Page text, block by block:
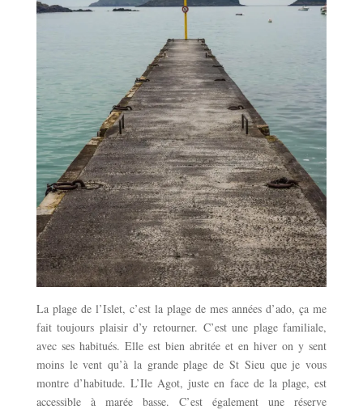
La plage de l’Islet, c’est la plage de mes années d’ado, ça me
fait toujours plaisir d’y retourner. C’est une plage familiale,
avec ses habitués. Elle est bien abritée et en hiver on y sent
moins le vent qu’à la grande plage de St Sieu que je vous
montre d’habitude. L’Ile Agot, juste en face de la plage, est
accessible à marée basse. C’est également une réserve